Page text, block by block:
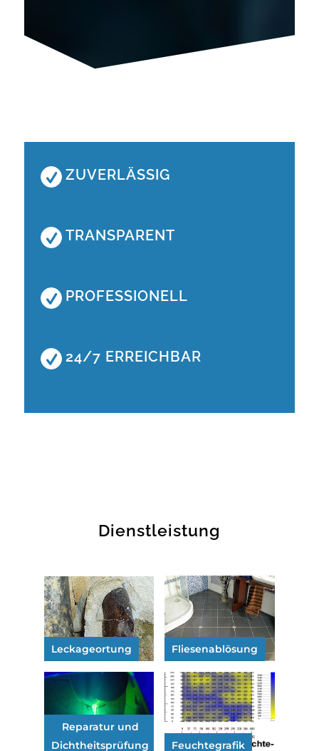
ZUVERLÄSSIG
TRANSPARENT
PROFESSIONELL
24/7 ERREICHBAR
Dienstleistung
Leckageortung Fliesenablösung
Reparatur und
Dichtheitsprüfung
Feuchtegrafik